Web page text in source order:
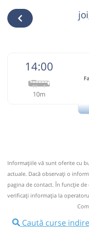
14:00
10m
Info: +4-0745-
Nu a circulat?
NOU!Pune poze
14:00 Balda
Informaţiile vă sunt oferite cu
actuale. Dacă observați o
pagina de contact. În funcție
verificaţi informaţia la
Caută curse